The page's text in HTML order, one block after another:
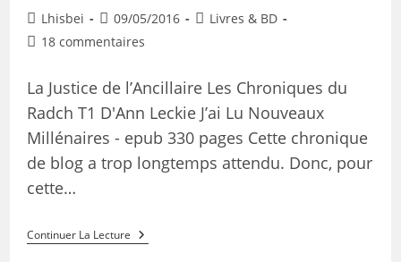
Lhisbei 09/05/2016
Livres & BD
18 commentaires
La Justice de l’Ancillaire Les Chroniques du
Radch T1 D'Ann Leckie J’ai Lu Nouveaux
Millénaires - epub 330 pages Cette chronique
de blog a trop longtemps attendu. Donc, pour
cette…
Continuer La Lecture